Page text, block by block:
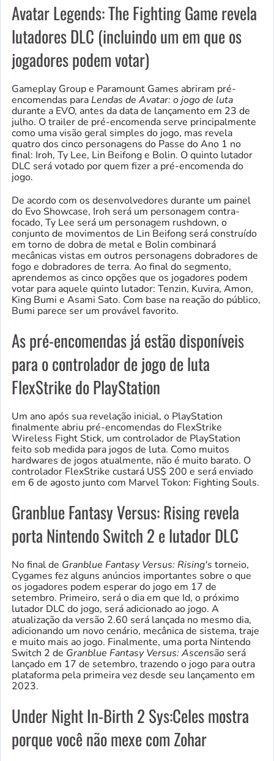
Avatar Legends: The Fighting Game revela
lutadores DLC (incluindo um em que os
jogadores podem votar)
Gameplay Group e Paramount Games abriram pré-
encomendas para Lendas de Avatar: o jogo de luta
durante a EVO, antes da data de lançamento em 23 de
julho. O trailer de pré-encomenda serve principalmente
como uma visão geral simples do jogo, mas revela
quatro dos cinco personagens do Passe do Ano 1 no
final: Iroh, Ty Lee, Lin Beifong e Bolin. O quinto lutador
DLC será votado por quem fizer a pré-encomenda do
jogo.
De acordo com os desenvolvedores durante um painel
do Evo Showcase, Iroh será um personagem contra-
focado, Ty Lee será um personagem rushdown, o
conjunto de movimentos de Lin Beifong será construído
em torno de dobra de metal e Bolin combinará
mecânicas vistas em outros personagens dobradores de
fogo e dobradores de terra. Ao final do segmento,
aprendemos as cinco opções que os jogadores podem
votar para aquele quinto lutador: Tenzin, Kuvira, Amon,
King Bumi e Asami Sato. Com base na reação do público,
Bumi parece ser um provável favorito.
As pré-encomendas já estão disponíveis
para o controlador de jogo de luta
FlexStrike do PlayStation
Um ano após sua revelação inicial, o PlayStation
finalmente abriu pré-encomendas do FlexStrike
Wireless Fight Stick, um controlador de PlayStation
feito sob medida para jogos de luta. Como muitos
hardwares de jogos atualmente, não é muito barato. O
controlador FlexStrike custará US$ 200 e será enviado
em 6 de agosto junto com Marvel Tokon: Fighting Souls.
Granblue Fantasy Versus: Rising revela
porta Nintendo Switch 2 e lutador DLC
No final de Granblue Fantasy Versus: Rising's torneio,
Cygames fez alguns anúncios importantes sobre o que
os jogadores podem esperar do jogo em 17 de
setembro. Primeiro, será o dia em que Id, o próximo
lutador DLC do jogo, será adicionado ao jogo. A
atualização da versão 2.60 será lançada no mesmo dia,
adicionando um novo cenário, mecânica de sistema, traje
e muito mais ao jogo. Finalmente, uma porta Nintendo
Switch 2 de Granblue Fantasy Versus: Ascensão será
lançado em 17 de setembro, trazendo o jogo para outra
plataforma pela primeira vez desde seu lançamento em
2023.
Under Night In-Birth 2 Sys:Celes mostra
porque você não mexe com Zohar